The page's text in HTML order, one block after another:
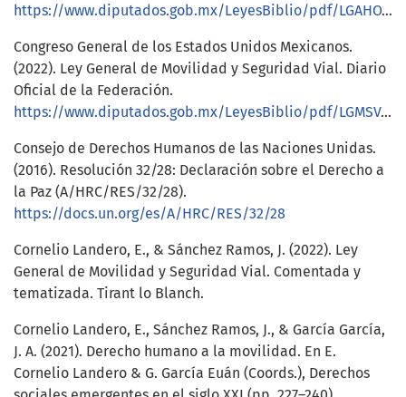
https://www.diputados.gob.mx/LeyesBiblio/pdf/LGAHOTDU.pdf
Congreso General de los Estados Unidos Mexicanos.
(2022). Ley General de Movilidad y Seguridad Vial. Diario
Oficial de la Federación.
https://www.diputados.gob.mx/LeyesBiblio/pdf/LGMSV.pdf
Consejo de Derechos Humanos de las Naciones Unidas.
(2016). Resolución 32/28: Declaración sobre el Derecho a
la Paz (A/HRC/RES/32/28).
https://docs.un.org/es/A/HRC/RES/32/28
Cornelio Landero, E., & Sánchez Ramos, J. (2022). Ley
General de Movilidad y Seguridad Vial. Comentada y
tematizada. Tirant lo Blanch.
Cornelio Landero, E., Sánchez Ramos, J., & García García,
J. A. (2021). Derecho humano a la movilidad. En E.
Cornelio Landero & G. García Euán (Coords.), Derechos